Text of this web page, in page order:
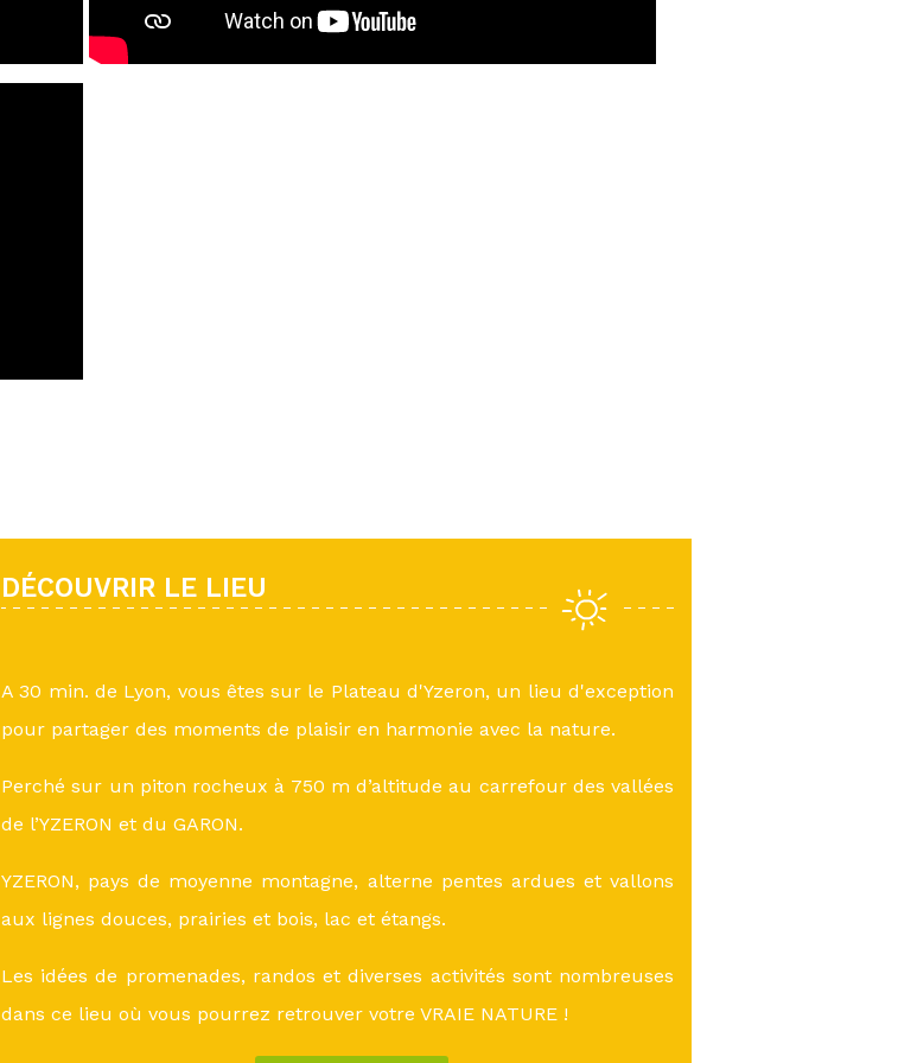
DÉCOUVRIR LE LIEU
A 30 min. de Lyon, vous êtes sur le Plateau d'Yzeron, un lieu d'exception
pour partager des moments de plaisir en harmonie avec la nature.
Perché sur un piton rocheux à 750 m d’altitude au carrefour des vallées
de l’YZERON et du GARON.
YZERON, pays de moyenne montagne, alterne pentes ardues et vallons
aux lignes douces, prairies et bois, lac et étangs.
Les idées de promenades, randos et diverses activités sont nombreuses
dans ce lieu où vous pourrez retrouver votre VRAIE NATURE !